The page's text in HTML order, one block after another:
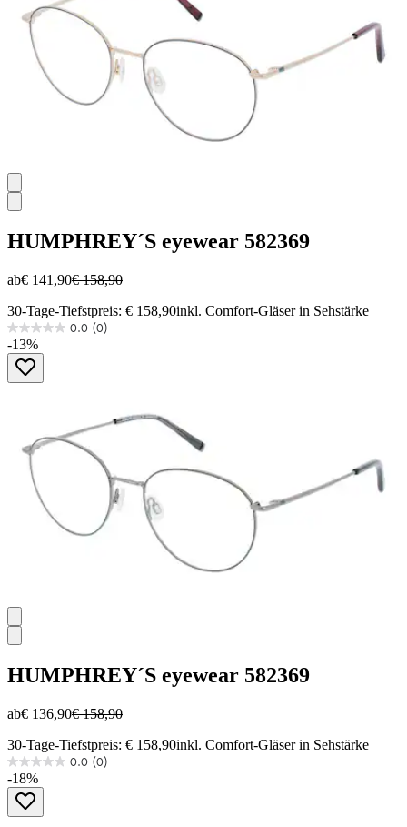
HUMPHREY´S eyewear 582369
ab€ 141,90€ 158,90
30-Tage-Tiefstpreis: € 158,90inkl. Comfort-Gläser in Sehstärke
0.0 (0)
0.0
von
Sternen.
-13%
HUMPHREY´S eyewear 582369
ab€ 136,90€ 158,90
30-Tage-Tiefstpreis: € 158,90inkl. Comfort-Gläser in Sehstärke
0.0 (0)
0.0
von
Sternen.
-18%